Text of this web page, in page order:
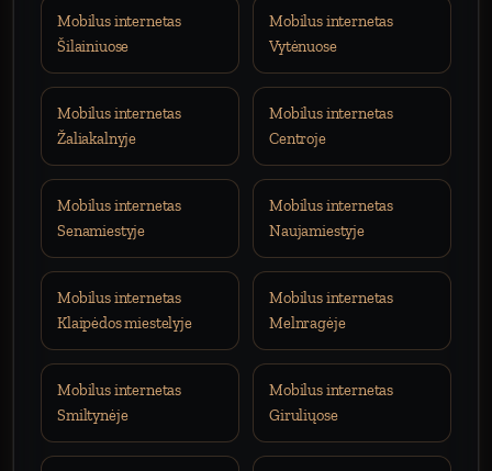
Mobilus internetas
Šilainiuose
Mobilus internetas
Vytėnuose
Mobilus internetas
Žaliakalnyje
Mobilus internetas
Centroje
Mobilus internetas
Senamiestyje
Mobilus internetas
Naujamiestyje
Mobilus internetas
Klaipėdos miestelyje
Mobilus internetas
Melnragėje
Mobilus internetas
Smiltynėje
Mobilus internetas
Giruliųose